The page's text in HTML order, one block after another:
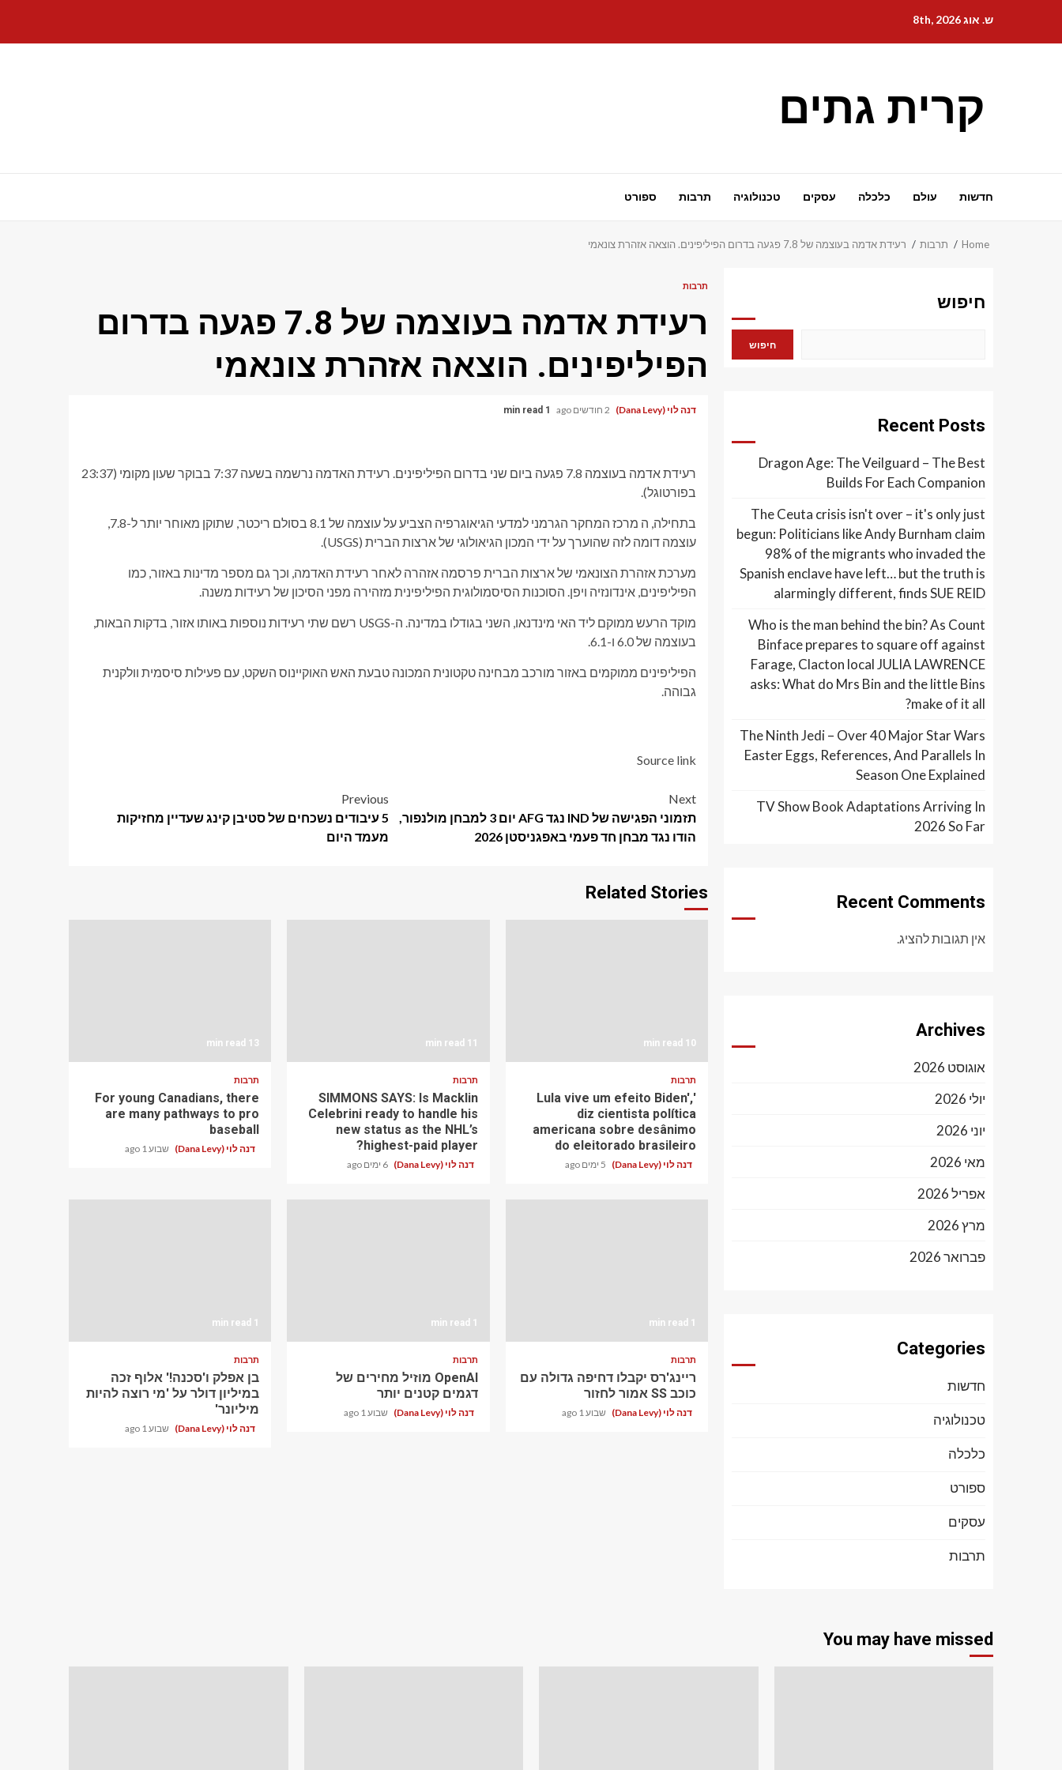
content
ש. אוג 8th, 2026
קרית גתים
חדשות עולם כלכלה עסקים טכנולוגיה תרבות ספורט
Home תרבות רעידת אדמה בעוצמה של 7.8 פגעה בדרום הפיליפינים. הוצאה אזהרת צונאמי
תרבות
רעידת אדמה בעוצמה של 7.8 פגעה בדרום
הפיליפינים. הוצאה אזהרת צונאמי
דנה לוי (Dana Levy) 2 חודשים ago 1 min read
רעידת אדמה בעוצמה 7.8 פגעה ביום שני בדרום הפיליפינים. רעידת האדמה נרשמה בשעה 7:37 בבוקר שעון מקומי (23:37
בפורטוגל).
בתחילה, ה מרכז המחקר הגרמני למדעי הגיאוגרפיה
הצביע על עוצמה של 8.1 בסולם ריכטר, שתוקן מאוחר יותר ל-7.8,
עוצמה דומה לזה שהוערך על ידי המכון הגיאולוגי של ארצות הברית (USGS).
מערכת אזהרת הצונאמי של ארצות הברית פרסמה אזהרה לאחר רעידת האדמה, וכך גם מספר מדינות באזור, כמו
הפיליפינים, אינדונזיה ויפן. הסוכנות הסיסמולוגית הפיליפינית מזהירה מפני הסיכון של רעידות משנה.
מוקד הרעש ממוקם ליד האי מינדנאו, השני בגודלו במדינה. ה-USGS רשם שתי רעידות נוספות באותו אזור, בדקות הבאות,
בעוצמה של 6.0 ו-6.1.
הפיליפינים ממוקמים באזור מורכב מבחינה טקטונית המכונה טבעת האש האוקיינוס ​​השקט, עם פעילות סיסמית וולקנית
גבוהה.
Source link
Post
navigation
Previous
5 עיבודים נשכחים של סטיבן קינג שעדיין מחזיקות
מעמד היום
Next
תזמוני הפגישה של IND נגד AFG יום 3 למבחן מולנפור,
הודו נגד מבחן חד פעמי באפגניסטן 2026
Related Stories
10 min read
תרבות
'Lula vive um efeito Biden',
diz cientista política
americana sobre desânimo
do eleitorado brasileiro
דנה לוי (Dana Levy) 5 ימים ago
11 min read
תרבות
SIMMONS SAYS: Is Macklin
Celebrini ready to handle his
new status as the NHL’s
highest-paid player?
דנה לוי (Dana Levy) 6 ימים ago
13 min read
תרבות
For young Canadians, there
are many pathways to pro
baseball
דנה לוי (Dana Levy) שבוע 1 ago
1 min read
תרבות
ריינג'רס יקבלו דחיפה גדולה עם
כוכב SS אמור לחזור
דנה לוי (Dana Levy) שבוע 1 ago
1 min read
תרבות
OpenAI מוזיל מחירים של
דגמים קטנים יותר
דנה לוי (Dana Levy) שבוע 1 ago
1 min read
תרבות
בן אפלק ו'סכנה!' אלוף זכה
במיליון דולר על 'מי רוצה להיות
מיליונר'
דנה לוי (Dana Levy) שבוע 1 ago
חיפוש
חיפוש
Recent Posts
Dragon Age: The Veilguard – The Best
Builds For Each Companion
The Ceuta crisis isn't over – it's only just
begun: Politicians like Andy Burnham claim
98% of the migrants who invaded the
Spanish enclave have left… but the truth is
alarmingly different, finds SUE REID
Who is the man behind the bin? As Count
Binface prepares to square off against
Farage, Clacton local JULIA LAWRENCE
asks: What do Mrs Bin and the little Bins
make of it all?
The Ninth Jedi – Over 40 Major Star Wars
Easter Eggs, References, And Parallels In
Season One Explained
TV Show Book Adaptations Arriving In
2026 So Far
Recent Comments
אין תגובות להציג.
Archives
אוגוסט 2026
יולי 2026
יוני 2026
מאי 2026
אפריל 2026
מרץ 2026
פברואר 2026
Categories
חדשות
טכנולוגיה
כלכלה
ספורט
עסקים
תרבות
You may have missed